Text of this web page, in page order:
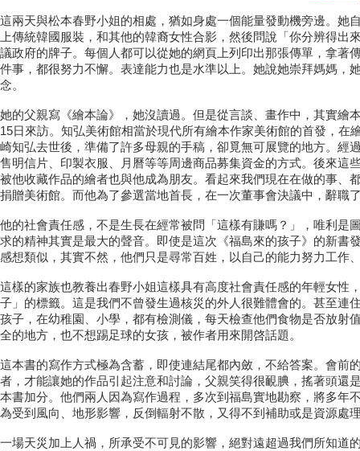
這兩天與松本春野小姐的相處，猶如身處一個能量發動機旁邊。她
上傳統韓國服裝，和其他的韓裔女性合影，然後問說「你分辨得
議政府的牌子。每個人都可以從她的網頁上列印出那張傳單，拿
件事，都很努力不懈。表達能力也是水準以上。她說她崇拜媽媽，
念。
她的父親寫《繪本論》，她沒讀過。但是從言談、畫作中，其實繪
15日來訪。知弘美術館相當於現代所有繪本作家美術館的首發，
崎知弘去世後，準備了許多母親的手稿，卻覓無可展覽的地方。
售明信片、印製衣服、月曆等等周邊商品募集資金的方式。後來
被他收藏作品的繪者也與他成為朋友。看起來我們現在在做的事
捐贈美術館。而他為了參選當地首長，在一次董事會決議中，辭職
他的社會責任感，不是生長在經常被問「這樣有賺嗎？」，唯利
求的精神其實是最大的聲音。即使是這次《福島來的孩子》的新
感想類似，其實不然，他們只是尋常百姓，以自己的能力努力工作
這樣的家族也教養出春野小姐這樣具有高度社會責任感的年輕女
子」的標籤。這是我們不曾發生過核災的外人很難體會的。甚至
孩子，在幼稚園、小學，都有檢測儀，每天檢查他們食物是否放
全的地方，也不想踢足球的女孩，被作者用來開啓話題。
這本書的寫作方式極為含蓄，即使連結尾都內斂，不給答案。會
者，才能讓她的作品引起注意和討論，父親笑得很靦腆，搖著頭
本書加分。他們兩人因為寫作過程，多次到福島實地勘察，將多
為受到風向、地形影響，反倒輻射不散，又得不到補助或是資源處
一場天災加上人禍，所承受不可見的影響，絕對遠超過我們所知